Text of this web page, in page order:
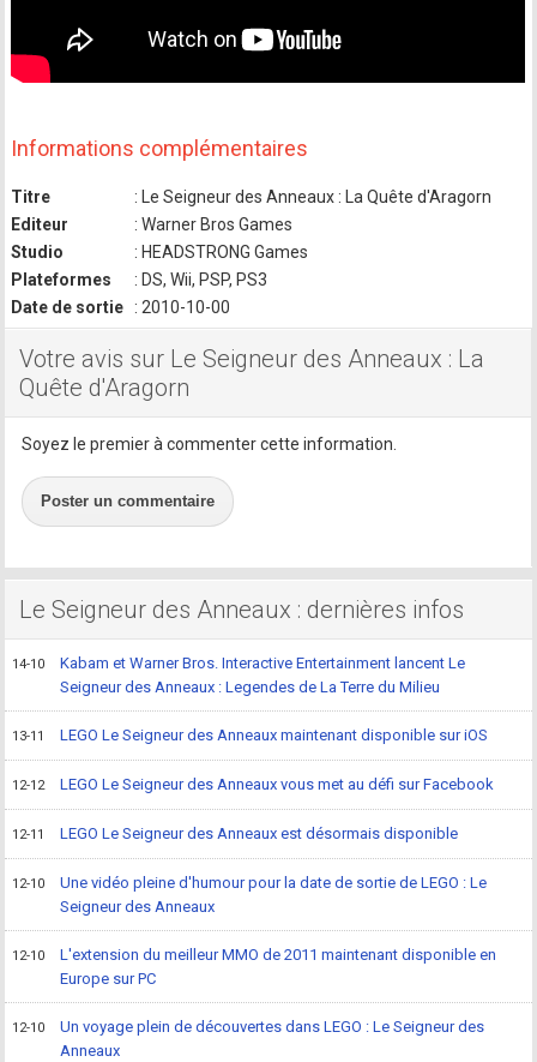
Informations complémentaires
Titre
: Le Seigneur des Anneaux : La Quête d'Aragorn
Editeur
: Warner Bros Games
Studio
: HEADSTRONG Games
Plateformes
: DS, Wii, PSP, PS3
Date de sortie
: 2010-10-00
Votre avis sur Le Seigneur des Anneaux : La
Quête d'Aragorn
Soyez le premier à commenter cette information.
Poster un commentaire
Le Seigneur des Anneaux : dernières infos
14-10
Kabam et Warner Bros. Interactive Entertainment lancent Le
Seigneur des Anneaux : Legendes de La Terre du Milieu
13-11 LEGO Le Seigneur des Anneaux maintenant disponible sur iOS
12-12 LEGO Le Seigneur des Anneaux vous met au défi sur Facebook
12-11 LEGO Le Seigneur des Anneaux est désormais disponible
12-10
Une vidéo pleine d'humour pour la date de sortie de LEGO : Le
Seigneur des Anneaux
12-10
L'extension du meilleur MMO de 2011 maintenant disponible en
Europe sur PC
12-10
Un voyage plein de découvertes dans LEGO : Le Seigneur des
Anneaux